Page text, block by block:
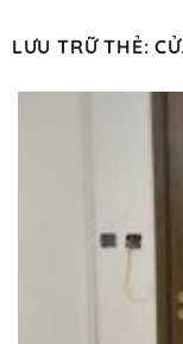
quaLƯU TRỮ THẺ: